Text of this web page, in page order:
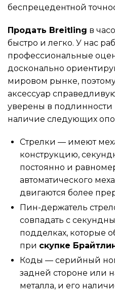
беспрецедентной
Продать Breitling в
быстро и легко. У нас
профессиональные
досконально
мировом рынке,
аксессуар
уверены в подлинности
наличие следующих
Стрелки — имеют
конструкцию,
постоянно и
автоматического
двигаются более
Пин-держатель
совпадать с
подделках, которые
при скупке
Коды — серийный
задней стороне или
металла, и его